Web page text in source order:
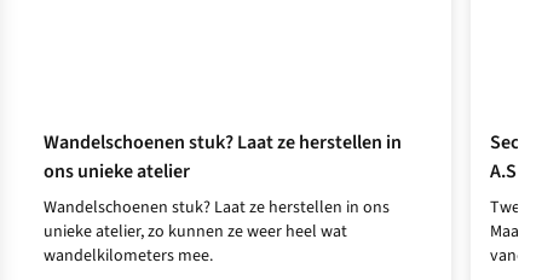
Wandelschoenen stuk? Laat ze herstellen in
ons unieke atelier
Wandelschoenen stuk? Laat ze herstellen in ons
unieke atelier, zo kunnen ze weer heel wat
wandelkilometers mee.
Maar